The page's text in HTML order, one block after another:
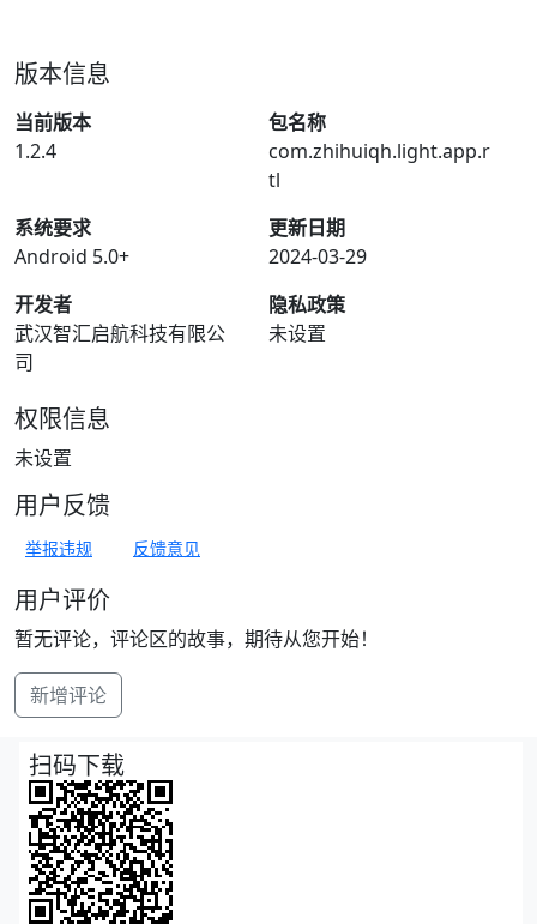
版本信息
当前版本
1.2.4
包名称
com.zhihuiqh.light.app.r
tl
系统要求
Android 5.0+
更新日期
2024-03-29
开发者
武汉智汇启航科技有限公
司
隐私政策
未设置
权限信息
未设置
用户反馈
举报违规 反馈意见
用户评价
暂无评论，评论区的故事，期待从您开始！
新增评论
扫码下载